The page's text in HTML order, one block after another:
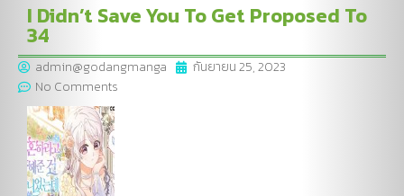
I Didn’t Save You To Get Proposed To
34
admin@godangmanga
กันยายน 25, 2023
No Comments